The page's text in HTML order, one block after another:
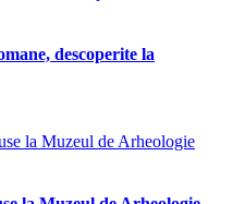
descoperite la